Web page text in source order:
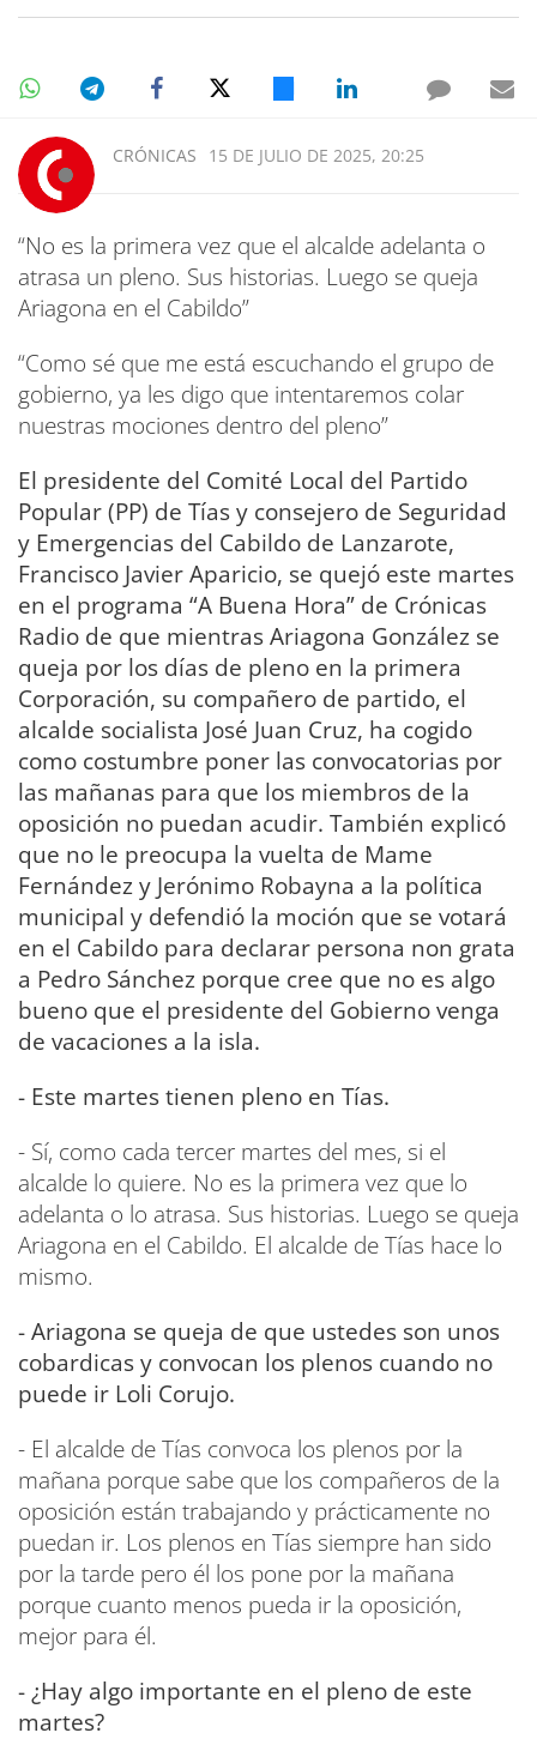
CRÓNICAS 15 DE JULIO DE 2025, 20:25
“No es la primera vez que el alcalde adelanta o
atrasa un pleno. Sus historias. Luego se queja
Ariagona en el Cabildo”
“Como sé que me está escuchando el grupo de
gobierno, ya les digo que intentaremos colar
nuestras mociones dentro del pleno”
El presidente del Comité Local del Partido
Popular (PP) de Tías y consejero de Seguridad
y Emergencias del Cabildo de Lanzarote,
Francisco Javier Aparicio, se quejó este martes
en el programa “A Buena Hora” de Crónicas
Radio de que mientras Ariagona González se
queja por los días de pleno en la primera
Corporación, su compañero de partido, el
alcalde socialista José Juan Cruz, ha cogido
como costumbre poner las convocatorias por
las mañanas para que los miembros de la
oposición no puedan acudir. También explicó
que no le preocupa la vuelta de Mame
Fernández y Jerónimo Robayna a la política
municipal y defendió la moción que se votará
en el Cabildo para declarar persona non grata
a Pedro Sánchez porque cree que no es algo
bueno que el presidente del Gobierno venga
de vacaciones a la isla.
- Este martes tienen pleno en Tías.
- Sí, como cada tercer martes del mes, si el
alcalde lo quiere. No es la primera vez que lo
adelanta o lo atrasa. Sus historias. Luego se queja
Ariagona en el Cabildo. El alcalde de Tías hace lo
mismo.
- Ariagona se queja de que ustedes son unos
cobardicas y convocan los plenos cuando no
puede ir Loli Corujo.
- El alcalde de Tías convoca los plenos por la
mañana porque sabe que los compañeros de la
oposición están trabajando y prácticamente no
puedan ir. Los plenos en Tías siempre han sido
por la tarde pero él los pone por la mañana
porque cuanto menos pueda ir la oposición,
mejor para él.
- ¿Hay algo importante en el pleno de este
martes?